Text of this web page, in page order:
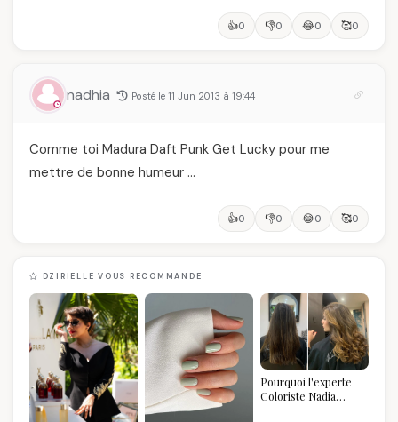
👍0 👎0 😂0 🥰0
nadhia Posté le 11 Jun 2013 à 19:44
Comme toi Madura Daft Punk Get Lucky pour me
mettre de bonne humeur …
👍0 👎0 😂0 🥰0
DZIRIELLE VOUS RECOMMANDE
Pourquoi l'experte
Coloriste Nadia